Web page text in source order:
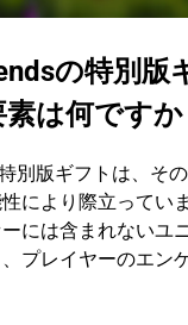
の特別版
は何ですか
別版ギフトは、そ
により際立ってい
には含まれないユ
プレイヤーのエン